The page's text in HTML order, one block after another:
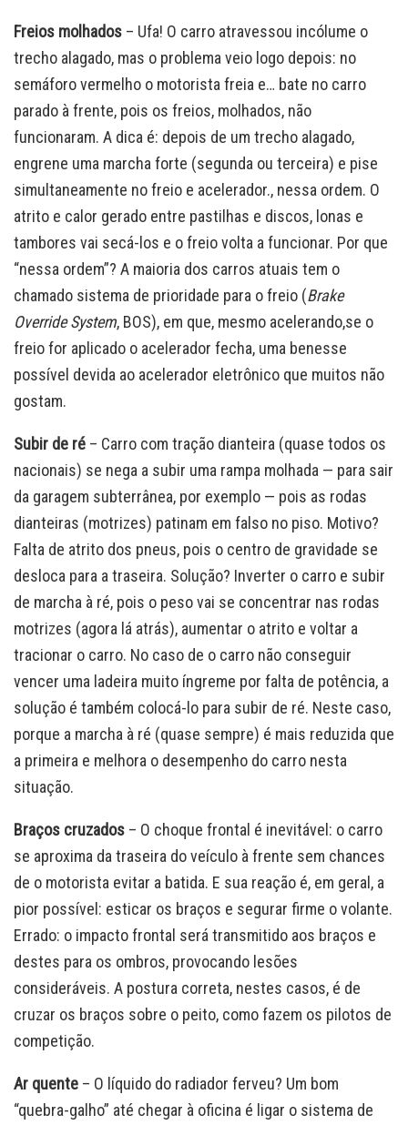
Freios molhados – Ufa! O carro atravessou incólume o
trecho alagado, mas o problema veio logo depois: no
semáforo vermelho o motorista freia e… bate no carro
parado à frente, pois os freios, molhados, não
funcionaram. A dica é: depois de um trecho alagado,
engrene uma marcha forte (segunda ou terceira) e pise
simultaneamente no freio e acelerador., nessa ordem. O
atrito e calor gerado entre pastilhas e discos, lonas e
tambores vai secá-los e o freio volta a funcionar. Por que
“nessa ordem”? A maioria dos carros atuais tem o
chamado sistema de prioridade para o freio (Brake
Override System, BOS), em que, mesmo acelerando,se o
freio for aplicado o acelerador fecha, uma benesse
possível devida ao acelerador eletrônico que muitos não
gostam.
Subir de ré – Carro com tração dianteira (quase todos os
nacionais) se nega a subir uma rampa molhada — para sair
da garagem subterrânea, por exemplo — pois as rodas
dianteiras (motrizes) patinam em falso no piso. Motivo?
Falta de atrito dos pneus, pois o centro de gravidade se
desloca para a traseira. Solução? Inverter o carro e subir
de marcha à ré, pois o peso vai se concentrar nas rodas
motrizes (agora lá atrás), aumentar o atrito e voltar a
tracionar o carro. No caso de o carro não conseguir
vencer uma ladeira muito íngreme por falta de potência, a
solução é também colocá-lo para subir de ré. Neste caso,
porque a marcha à ré (quase sempre) é mais reduzida que
a primeira e melhora o desempenho do carro nesta
situação.
Braços cruzados – O choque frontal é inevitável: o carro
se aproxima da traseira do veículo à frente sem chances
de o motorista evitar a batida. E sua reação é, em geral, a
pior possível: esticar os braços e segurar firme o volante.
Errado: o impacto frontal será transmitido aos braços e
destes para os ombros, provocando lesões
consideráveis. A postura correta, nestes casos, é de
cruzar os braços sobre o peito, como fazem os pilotos de
competição.
Ar quente – O líquido do radiador ferveu? Um bom
“quebra-galho” até chegar à oficina é ligar o sistema de